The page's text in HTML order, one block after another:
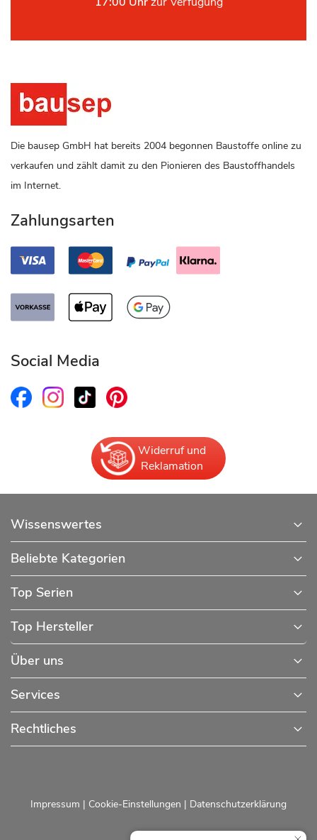
Die bausep GmbH hat bereits 2004 begonnen Baustoffe online zu
verkaufen und zählt damit zu den Pionieren des Baustoffhandels
im Internet.
Zahlungsarten
Social Media
Widerruf und
Reklamation
Wissenswertes
Beliebte Kategorien
Top Serien
Top Hersteller
Über uns
Services
Rechtliches
Impressum | Cookie-Einstellungen | Datenschutzerklärung